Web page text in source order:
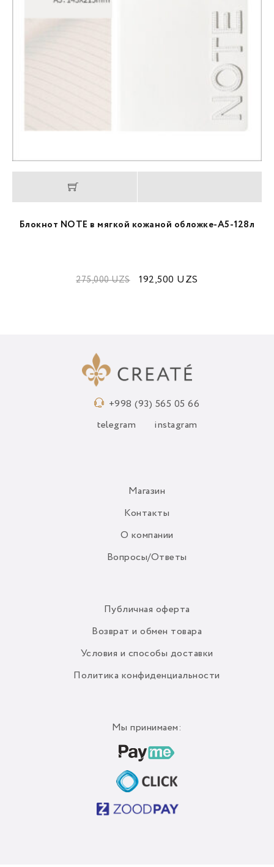
Блокнот NOTE в мягкой кожаной обложке-А5-128л
275,000UZS 192,500 UZS
+998 (93) 565 05 66
telegram instagram
Магазин
Контакты
О компании
Вопросы/Ответы
Публичная оферта
Возврат и обмен товара
Условия и способы доставки
Политика конфиденциальности
Мы принимаем: